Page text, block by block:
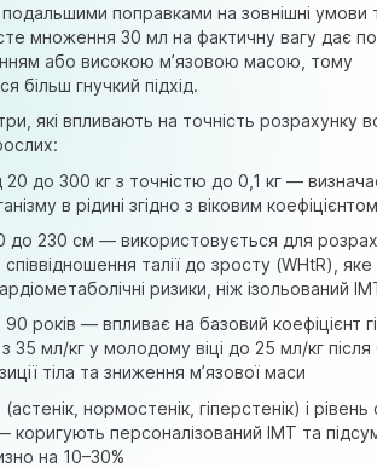
поправками на зовнішні умови
множення 30 мл на фактичну вагу дає
або високою м’язовою масою, тому
більш гнучкий підхід.
які впливають на точність розрахунку
20 до 300 кг з точністю до 0,1 кг —
в рідині згідно з віковим коефіцієнтом
до 230 см — використовується для
співвідношення талії до зросту (WHtR),
ризики, ніж ізольований
90 років — впливає на базовий коефіцієнт
35 мл/кг у молодому віці до 25 мл/кг
тіла та зниження м’язової маси
нормостенік, гіперстенік) і рівень
коригують персоналізований ІМТ та
на 10–30%